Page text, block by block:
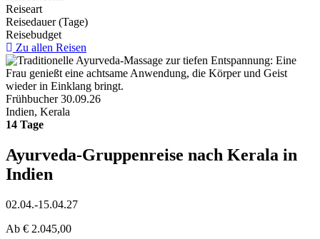
Reiseart
Reisedauer (Tage)
Reisebudget
Zu allen Reisen
Frühbucher 30.09.26
Indien, Kerala
14 Tage
Ayurveda-Gruppenreise nach Kerala in
Indien
02.04.-15.04.27
Ab € 2.045,00